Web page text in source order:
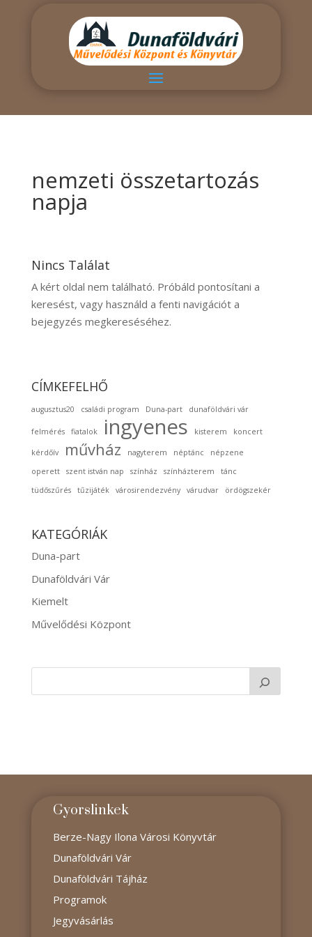
nemzeti összetartozás
napja
Nincs Találat
A kért oldal nem található. Próbáld pontosítani a
keresést, vagy használd a fenti navigációt a
bejegyzés megkereséséhez.
CÍMKEFELHŐ
augusztus20 családi program Duna-part dunaföldvári vár
felmérés fiatalok ingyenes kisterem koncert
kérdőív művház nagyterem néptánc
népzene
operett
szent istván nap színház színházterem
tánc
tüdőszűrés
tűzijáték városirendezvény várudvar ördögszekér
KATEGÓRIÁK
Duna-part
Dunaföldvári Vár
Kiemelt
Művelődési Központ
Gyorslinkek
Berze-Nagy Ilona Városi Könyvtár
Dunaföldvári Vár
Dunaföldvári Tájház
Programok
Jegyvásárlás